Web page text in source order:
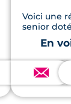
Voici une
senior
3 pièces
meublés.
adaptés
des
et sont